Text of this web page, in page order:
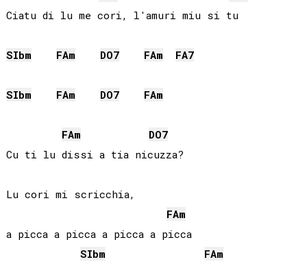
Ciatu di lu me cori, l'amuri miu si tu
SIbm FAm DO7 FAm FA7
SIbm FAm DO7 FAm
FAm DO7
Cu ti lu dissi a tia nicuzza?
Lu cori mi scricchia,
FAm
a picca a picca a picca a picca
SIbm FAm